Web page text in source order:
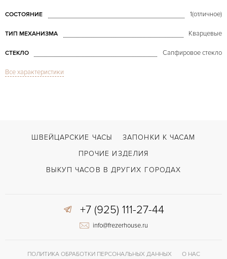
СОСТОЯНИЕ 1(отличное)
ТИП МЕХАНИЗМА Кварцевые
СТЕКЛО Сапфировое стекло
МОДЕЛЬ
Застежка с помощью шипа
Все характеристики
ШВЕЙЦАРСКИЕ ЧАСЫ
ЗАПОНКИ К ЧАСАМ
ПРОЧИЕ ИЗДЕЛИЯ
ВЫКУП ЧАСОВ В ДРУГИХ ГОРОДАХ
+7 (925) 111-27-44
info@frezerhouse.ru
ПОЛИТИКА ОБРАБОТКИ ПЕРСОНАЛЬНЫХ ДАННЫХ
О НАС